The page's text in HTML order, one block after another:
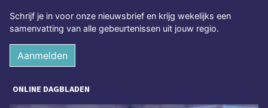
Schrijf je in voor onze nieuwsbrief en krijg wekelijks een
samenvatting van alle gebeurtenissen uit jouw regio.
Aanmelden
ONLINE DAGBLADEN